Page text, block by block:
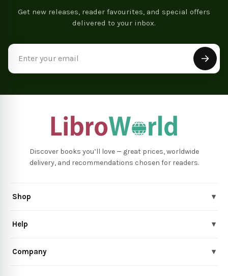
Get new releases, reader favourites, and special offers
delivered to your inbox.
Discover books you’ll love — great prices, worldwide
delivery, and recommendations chosen for readers.
Shop ▾
Help ▾
Company ▾